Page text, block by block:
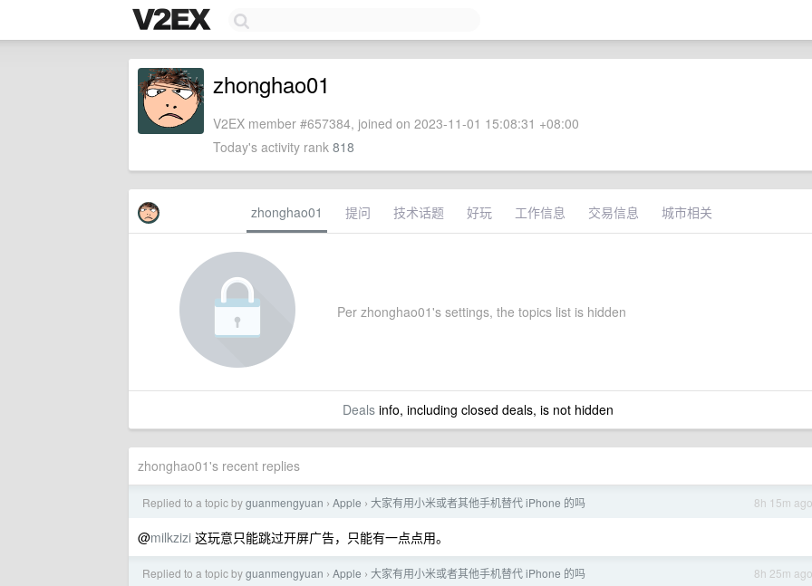
zhonghao01
V2EX member #657384, joined on 2023-11-01 15:08:31 +08:00
Today's activity rank 818
zhonghao01 提问 技术话题 好玩 工作信息 交易信息 城市相关
Per zhonghao01's settings, the topics list is hidden
Dealsinfo, including closed deals, is not hidden
zhonghao01's recent replies
8h 15m ago
Replied to a topic byguanmengyuan › Apple › 大家有用小米或者其他手机替代 iPhone 的吗
@milkzizi 这玩意只能跳过开屏广告，只能有一点点用。
8h 25m ago
Replied to a topic byguanmengyuan › Apple › 大家有用小米或者其他手机替代 iPhone 的吗